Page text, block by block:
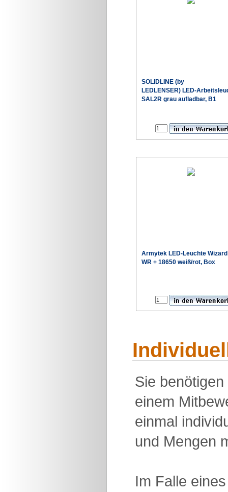
SOLIDLINE (by
LEDLENSER) LED-
SAL2R grau aufladbar, B1
Armytek LED-Leuchte
WR + 18650 weiß/rot, Box
Sie
einem
einmal
und Mengen
Im Falle